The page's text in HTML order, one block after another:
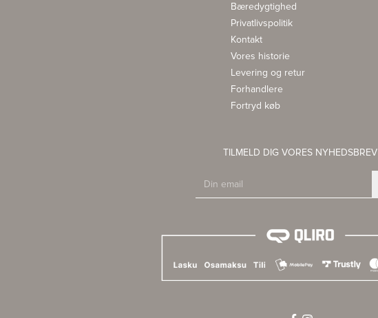
Bæredygtighed
Privatlivspolitik
Kontakt
Vores historie
Levering og retur
Forhandlere
Fortryd køb
TILMELD DIG VORES NYHEDSBREV